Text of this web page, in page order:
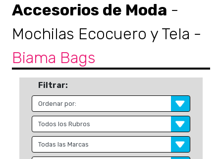
Accesorios de Moda -
Mochilas Ecocuero y Tela -
Biama Bags
Filtrar: